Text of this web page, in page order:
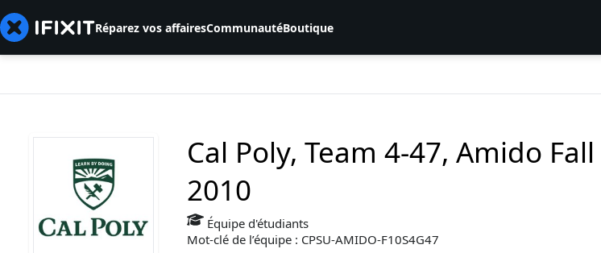
Réparez vos affairesCommunautéBoutique
Cal Poly, Team 4-47, Amido Fall
2010
Équipe d'étudiants
Mot-clé de l’équipe : CPSU-AMIDO-F10S4G47